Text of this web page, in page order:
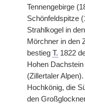
Tennengebirge
Schönfeldspitze
Strahlkogel in
Mörchner in den
bestieg T. 1822
Hohen
(Zillertaler
Hochkönig, die
den